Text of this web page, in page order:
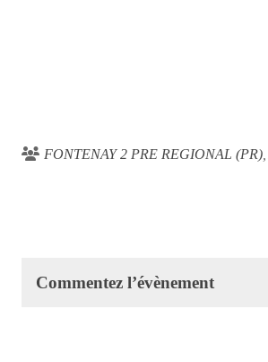
FONTENAY 2 PRE REGIONAL (PR)
Commentez l’évènement